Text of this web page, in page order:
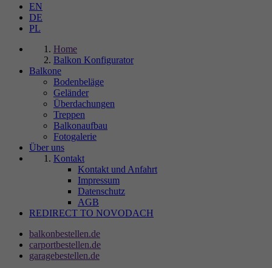
EN
DE
PL
Home
Balkon Konfigurator
Balkone
Bodenbeläge
Geländer
Überdachungen
Treppen
Balkonaufbau
Fotogalerie
Über uns
Kontakt
Kontakt und Anfahrt
Impressum
Datenschutz
AGB
REDIRECT TO NOVODACH
balkonbestellen.de
carportbestellen.de
garagebestellen.de